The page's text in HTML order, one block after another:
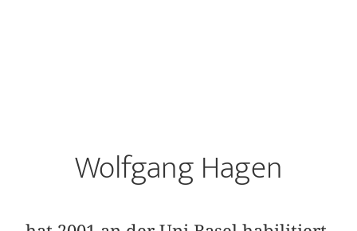
Wolfgang Hagen